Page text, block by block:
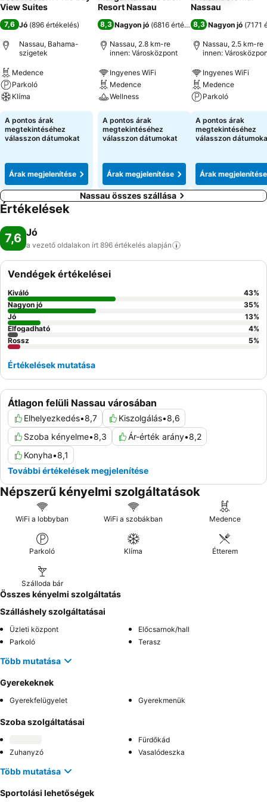
View Suites
7,6 Jó (896 értékelés)
Nassau, Bahama-
szigetek
Medence
Parkoló
Klíma
A pontos árak
megtekintéséhez
válasszon dátumokat
Árak megjelenítése
Resort Nassau
8,3 Nagyon jó (6816 értékelés)
Nassau, 2.8 km-re
innen: Városközpont
Ingyenes WiFi
Medence
Wellness
A pontos árak
megtekintéséhez
válasszon dátumokat
Árak megjelenítése
Nassau
8,3 Nagyon jó (7171
Nassau, 2.5 km-re
innen:
Ingyenes WiFi
Medence
Parkoló
A pontos árak
megtekintéséhez
válasszon
Árak megjelenítése
Nassau összes szállása
Értékelések
7,6 Jó
a vezető oldalakon írt 896 értékelés alapján
Átlagon felüli Nassau városában
Elhelyezkedés•8,7 Kiszolgálás•8,6
Szoba kényelme•8,3 Ár-érték arány•8,2
Konyha•8,1
További értékelések megjelenítése
Vendégek értékelései
Kiváló 43%
Nagyon jó
35%
Jó
13%
Elfogadható
4%
Rossz
5%
Értékelések mutatása
Népszerű kényelmi szolgáltatások
WiFi a lobbyban WiFi a szobákban Medence
Parkoló Klíma Étterem
Szálloda bár
Összes kényelmi szolgáltatás
Szálláshely szolgáltatásai
Üzleti központ
Előcsarnok/hall
Parkoló
Terasz
Több mutatása
Gyerekeknek
Gyerekfelügyelet Gyerekmenük
Szoba szolgáltatásai
Fürdőkád
Zuhanyzó
Vasalódeszka
Több mutatása
Sportolási lehetőségek